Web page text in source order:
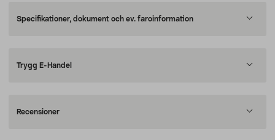
Specifikationer, dokument och ev. faroinformation
Trygg E-Handel
Recensioner